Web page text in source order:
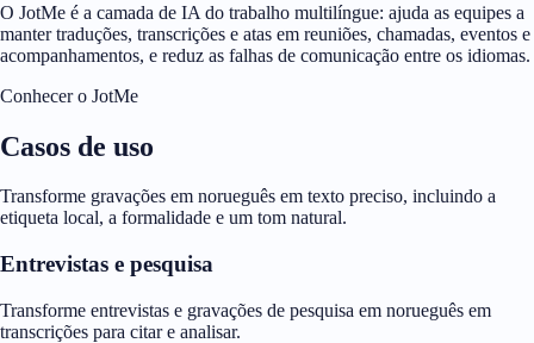
O JotMe é a camada de IA do trabalho multilíngue: ajuda as equipes a
manter traduções, transcrições e atas em reuniões, chamadas, eventos e
acompanhamentos, e reduz as falhas de comunicação entre os idiomas.
Conhecer o JotMe
Casos de uso
Transforme gravações em norueguês em texto preciso, incluindo a
etiqueta local, a formalidade e um tom natural.
Entrevistas e pesquisa
Transforme entrevistas e gravações de pesquisa em norueguês em
transcrições para citar e analisar.